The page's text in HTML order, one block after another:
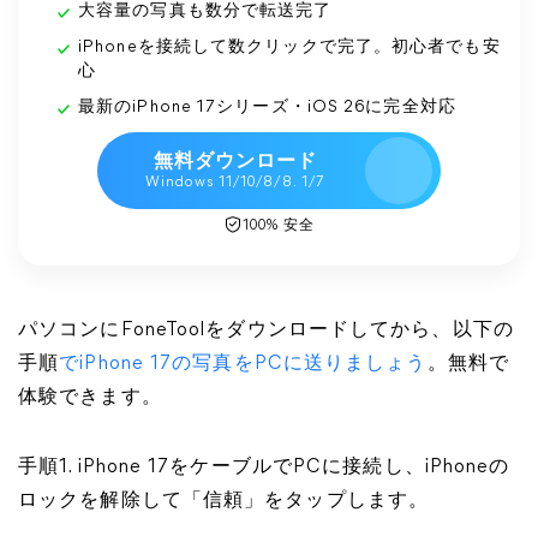
大容量の写真も数分で転送完了
iPhoneを接続して数クリックで完了。初心者でも安
心
最新のiPhone 17シリーズ・iOS 26に完全対応
無料ダウンロード
Windows 11/10/8/8. 1/7
100% 安全
パソコンにFoneToolをダウンロードしてから、以下の
手順でiPhone 17の写真をPCに送りましょう 。無料で
体験できます。
手順1. iPhone 17をケーブルでPCに接続し、iPhoneの
ロックを解除して「信頼」をタップします。